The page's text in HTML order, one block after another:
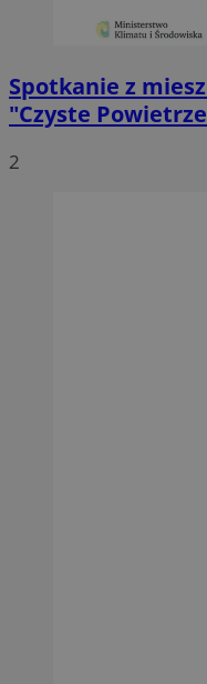
Spotkanie z
"Czyste
2